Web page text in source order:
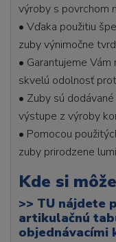
výroby s povrchom
• Vďaka použitiu
zuby výnimočne
• Garantujeme
skvelú odolnosť
• Zuby sú
výstupe z výroby
• Pomocou
zuby prirodzene
Kde si
>> TU nájdete
artikulačnú
objednávacími